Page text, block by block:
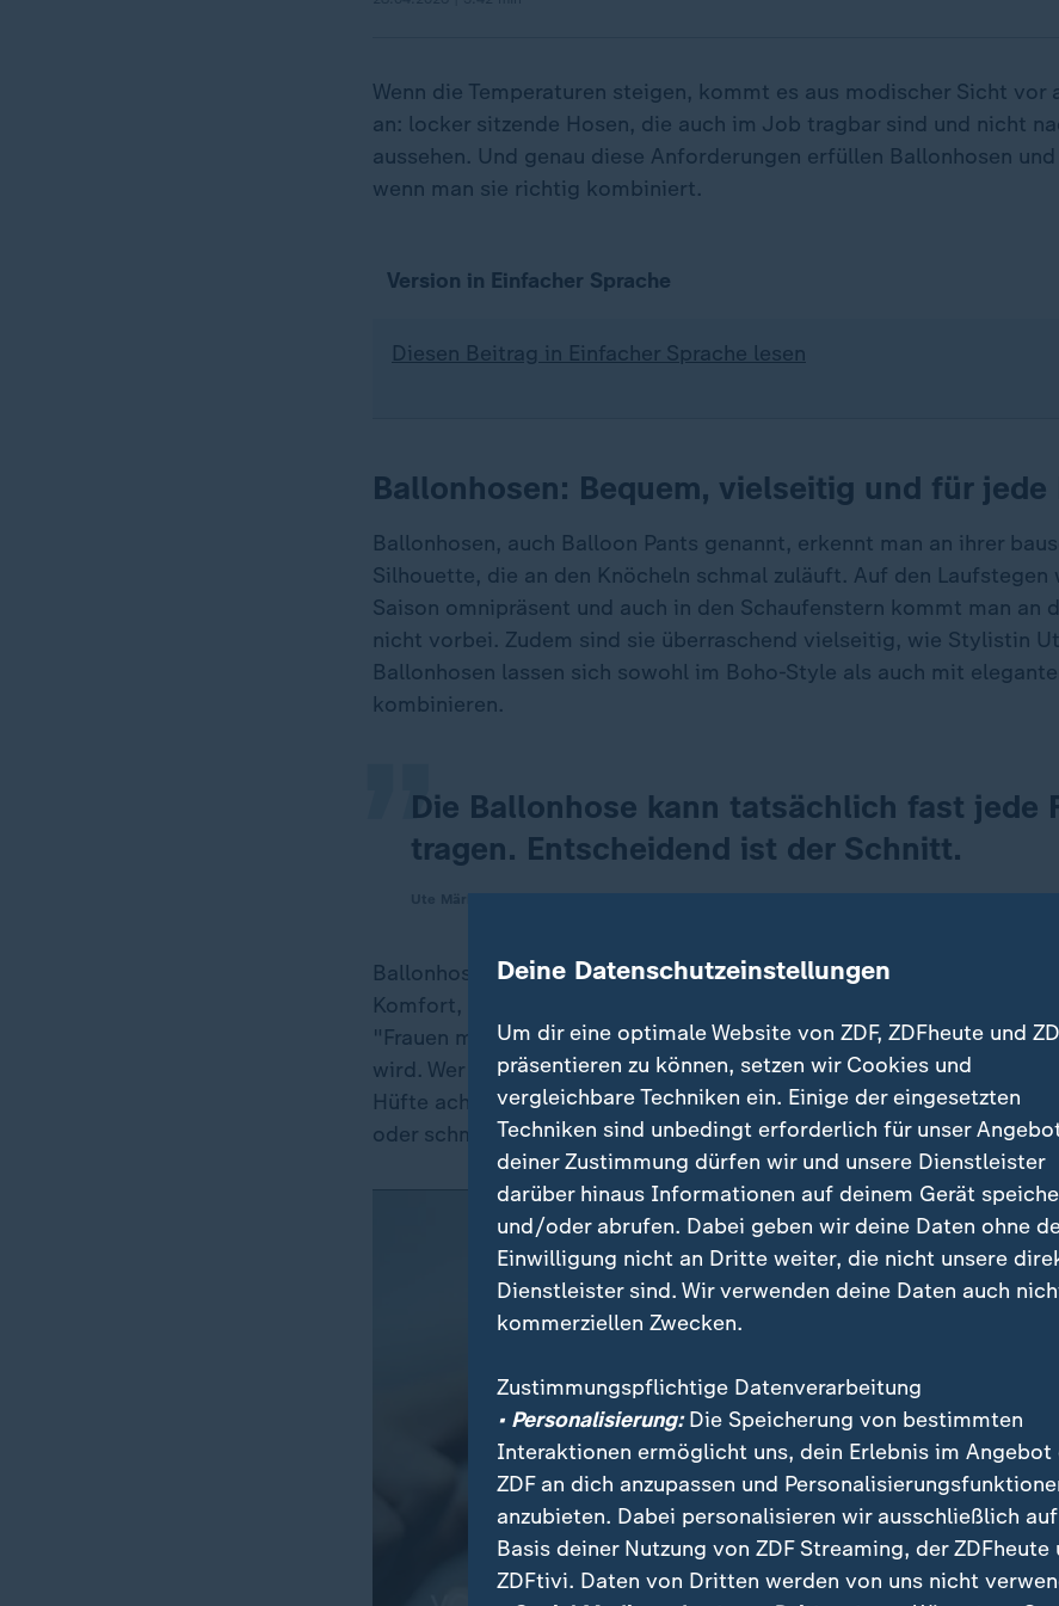
Wenn die Temperaturen steigen, kommt es aus modischer Sicht vor
an: locker sitzende Hosen, die auch im Job tragbar sind und nicht
aussehen. Und genau diese Anforderungen erfüllen Ballonhosen
wenn man sie richtig kombiniert.
Version in Einfacher Sprache
Diesen Beitrag in Einfacher Sprache lesen
Ballonhosen: Bequem, vielseitig und für jede
Ballonhosen, auch Balloon Pants genannt, erkennt man an ihrer
Silhouette, die an den Knöcheln schmal zuläuft. Auf den Laufstegen
Saison omnipräsent und auch in den Schaufenstern kommt man an
nicht vorbei. Zudem sind sie überraschend vielseitig, wie Stylistin
Ballonhosen lassen sich sowohl im Boho-Style als auch mit
kombinieren.
Die Ballonhose kann tatsächlich fast jede
tragen. Entscheidend ist der Schnitt.
„
Ballonhosen sind äußerst bequem und bedienen damit das große
Komfort, das derzeit in der Mode herrscht - allerdings verbunden
"Frauen mit schmaler Taille profitieren besonders, weil die
wird. Wer kurviger ist, sollte auf fließende Stoffe und nicht zu viel
Hüfte achten", sagt Ute Märker. Kleinen Frauen rät sie, die Hosen
oder schmalen Oberteilen zu kombinieren, damit die Proportionen
Deine Datenschutzeinstellungen
Um dir eine optimale Website von ZDF, ZDFheute und
präsentieren zu können, setzen wir Cookies und
vergleichbare Techniken ein. Einige der eingesetzten
Techniken sind unbedingt erforderlich für unser
deiner Zustimmung dürfen wir und unsere Dienstleister
darüber hinaus Informationen auf deinem Gerät
und/oder abrufen. Dabei geben wir deine Daten ohne
Einwilligung nicht an Dritte weiter, die nicht unsere
Dienstleister sind. Wir verwenden deine Daten auch
kommerziellen Zwecken.
Zustimmungspflichtige Datenverarbeitung
• Personalisierung:Die Speicherung von bestimmten
Interaktionen ermöglicht uns, dein Erlebnis im Angebot
ZDF an dich anzupassen und
anzubieten. Dabei personalisieren wir ausschließlich auf
Basis deiner Nutzung von ZDF Streaming, der ZDFheute
ZDFtivi. Daten von Dritten werden von uns nicht